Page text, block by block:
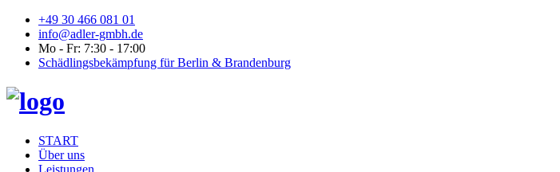
+49 30 466 081 01
info@adler-gmbh.de
Mo - Fr: 7:30 - 17:00
Schädlingsbekämpfung für Berlin & Brandenburg
START
Über uns
Leistungen